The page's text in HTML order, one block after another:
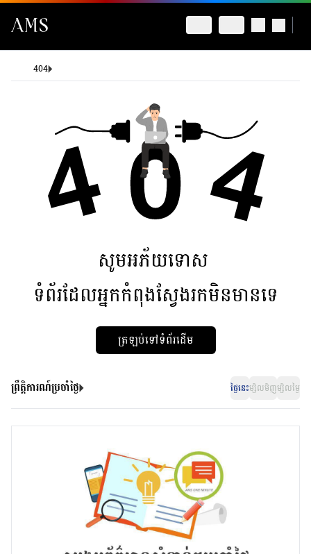
404
សូមអភ័យទោស
ទំព័រដែលអ្នកកំពុងស្វែងរកមិនមានទេ
ត្រឡប់ទៅទំព័រដើម
ព្រឹត្តិការណ៍ប្រចាំថ្ងៃ ថ្ងៃនេះម្សិលមិញម្សិលម្ងៃ